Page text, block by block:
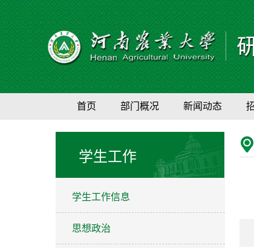
首页 部门概况 新闻动态
学生工作
学生工作信息
思想政治